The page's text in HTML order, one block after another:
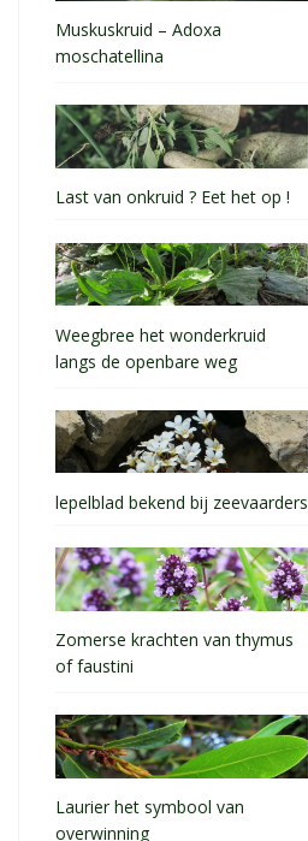
Muskuskruid – Adoxa
moschatellina
Last van onkruid ? Eet het op !
Weegbree het wonderkruid
langs de openbare weg
lepelblad bekend bij zeevaarders
Zomerse krachten van thymus
of faustini
Laurier het symbool van